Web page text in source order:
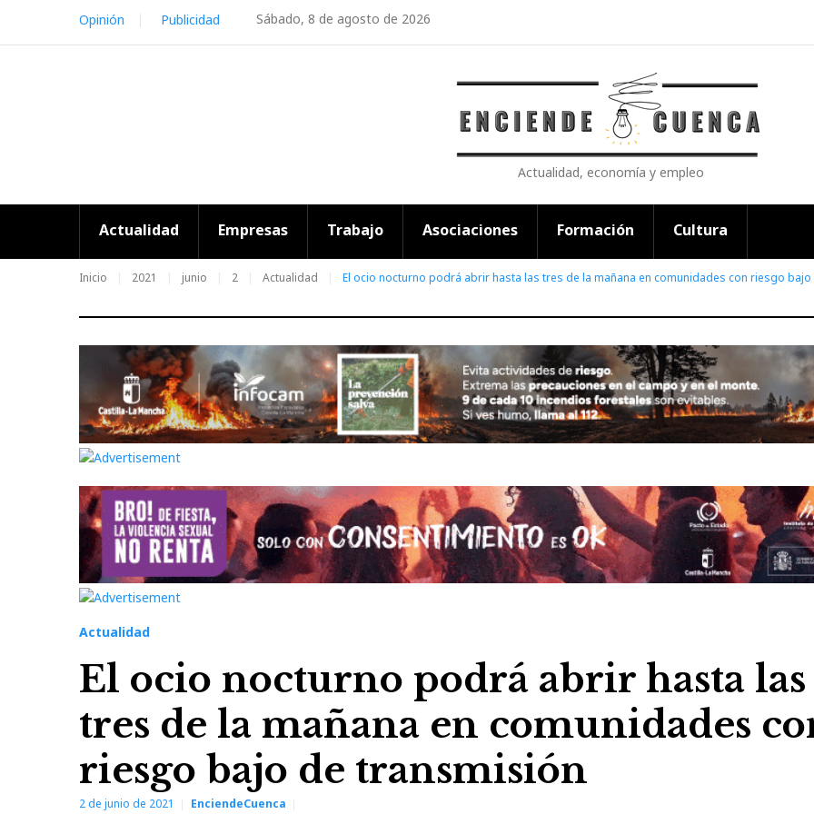
content
Sábado, 8 de agosto de 2026
Opinión Publicidad
Actualidad, economía y empleo
Actualidad Empresas Trabajo Asociaciones Formación Cultura
Inicio 2021 junio 2 Actualidad El ocio nocturno podrá abrir hasta las tres de la mañana en comunidades con riesgo
Actualidad
El ocio nocturno podrá abrir hasta las
tres de la mañana en comunidades
riesgo bajo de transmisión
2 de junio de 2021 EnciendeCuenca